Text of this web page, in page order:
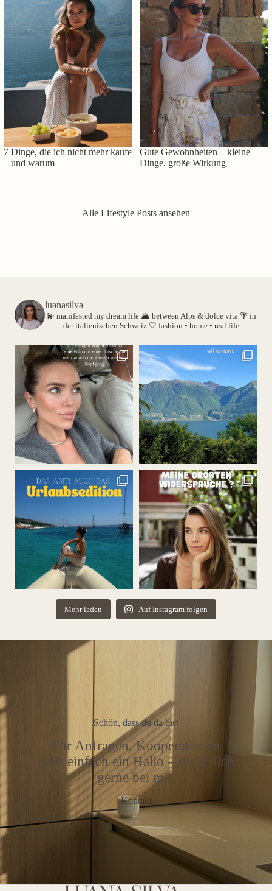
7 Dinge, die ich nicht mehr kaufe
– und warum
Gute Gewohnheiten – kleine
Dinge, große Wirkung
Alle Lifestyle Posts ansehen
luanasilva
💫 manifested my dream life 🏔️ between Alps & dolce vita 🌴 in
der italienischen Schweiz 🤍 fashion • home • real life
Mehr laden Auf Instagram folgen
Schön, dass du da bist
Für Anfragen, Kooperationen
oder einfach ein Hallo – meld dich
gerne bei mir.
Kontakt